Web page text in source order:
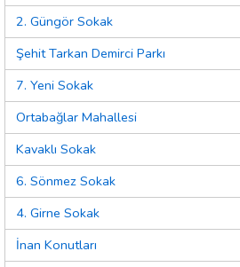
2. Güngör Sokak
Şehit Tarkan Demirci Parkı
7. Yeni Sokak
Ortabağlar Mahallesi
Kavaklı Sokak
6. Sönmez Sokak
4. Girne Sokak
İnan Konutları